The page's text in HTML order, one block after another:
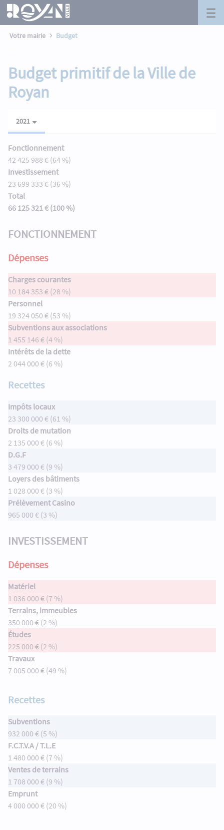
Panneau de gestion des cookies
Saut au contenu principal
Budget - Royan
Votre mairie Budget
Budget primitif de la Ville de
Royan
2021
Fonctionnement
42 425 988 € (64 %)
Investissement
23 699 333 € (36 %)
Total
66 125 321 € (100 %)
FONCTIONNEMENT
Dépenses
Charges courantes
10 184 353 € (28 %)
Personnel
19 324 050 € (53 %)
Subventions aux associations
1 455 146 € (4 %)
Intérêts de la dette
2 044 000 € (6 %)
Recettes
Impôts locaux
23 300 000 € (61 %)
Droits de mutation
2 135 000 € (6 %)
D.G.F
3 479 000 € (9 %)
Loyers des bâtiments
1 028 000 € (3 %)
Prélèvement Casino
965 000 € (3 %)
INVESTISSEMENT
Dépenses
Matériel
1 036 000 € (7 %)
Terrains, immeubles
350 000 € (2 %)
Études
225 000 € (2 %)
Travaux
7 005 000 € (49 %)
Recettes
Subventions
932 000 € (5 %)
F.C.T.V.A / T.L.E
1 480 000 € (7 %)
Ventes de terrains
1 708 000 € (9 %)
Emprunt
4 000 000 € (20 %)